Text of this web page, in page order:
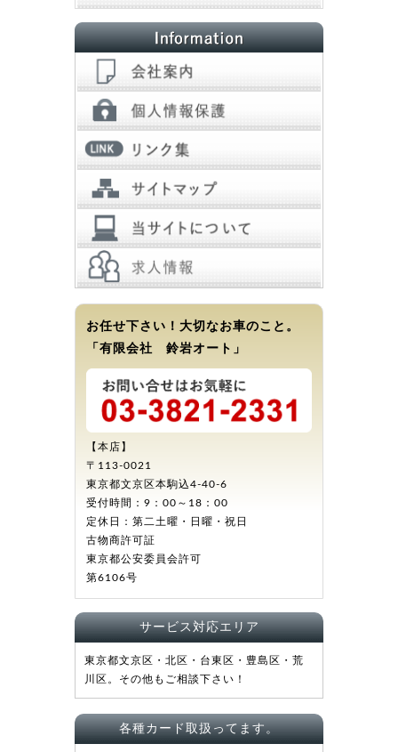
お任せ下さい！大切なお車のこと。
「有限会社 鈴岩オート」
【本店】
〒113-0021
東京都文京区本駒込4-40-6
受付時間：9：00～18：00
定休日：第二土曜・日曜・祝日
古物商許可証
東京都公安委員会許可
第6106号
サービス対応エリア
東京都文京区・北区・台東区・豊島区・荒
川区。その他もご相談下さい！
各種カード取扱ってます。